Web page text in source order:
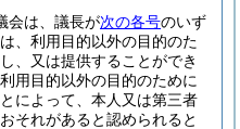
会は、議長が次の各号のいず
、利用目的以外の目的のた
、又は提供することができ
用目的以外の目的のために
によって、本人又は第三者
それがあると認められると